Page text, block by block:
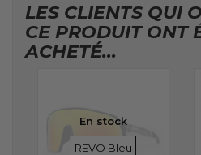
LES CLIENTS QUI
CE PRODUIT ONT
ACHETÉ...
En stock
VERRES
REVO Bleu
VERRES